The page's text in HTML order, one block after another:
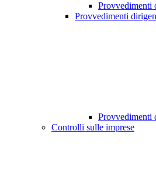
Provvedimenti
Provvedimenti
Provvedimenti
Controlli sulle imprese